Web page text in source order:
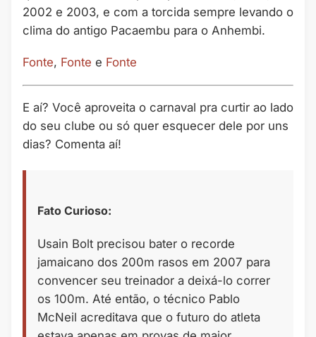
2002 e 2003, e com a torcida sempre levando o
clima do antigo Pacaembu para o Anhembi.
Fonte, Fonte e Fonte
E aí? Você aproveita o carnaval pra curtir ao lado
do seu clube ou só quer esquecer dele por uns
dias? Comenta aí!
Fato Curioso:
Usain Bolt precisou bater o recorde
jamaicano dos 200m rasos em 2007 para
convencer seu treinador a deixá-lo correr
os 100m. Até então, o técnico Pablo
McNeil acreditava que o futuro do atleta